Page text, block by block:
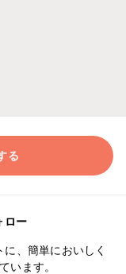
る
ロー
、簡単においしく
います。